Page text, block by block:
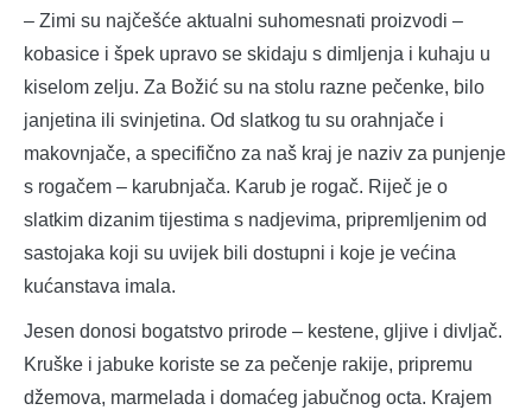
– Zimi su najčešće aktualni suhomesnati proizvodi –
kobasice i špek upravo se skidaju s dimljenja i kuhaju u
kiselom zelju. Za Božić su na stolu razne pečenke, bilo
janjetina ili svinjetina. Od slatkog tu su orahnjače i
makovnjače, a specifično za naš kraj je naziv za punjenje
s rogačem – karubnjača. Karub je rogač. Riječ je o
slatkim dizanim tijestima s nadjevima, pripremljenim od
sastojaka koji su uvijek bili dostupni i koje je većina
kućanstava imala.
Jesen donosi bogatstvo prirode – kestene, gljive i divljač.
Kruške i jabuke koriste se za pečenje rakije, pripremu
džemova, marmelada i domaćeg jabučnog octa. Krajem